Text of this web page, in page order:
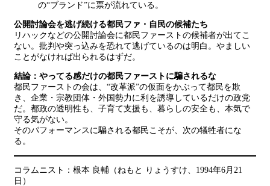
の“ブランド”に票が流れている。
公開討論会を逃げ続ける都民ファ・自民の候補たち
リハックなどの公開討論会に都民ファーストの候補者が出てこ
ない。批判や突っ込みを恐れて逃げているのは明白。やましい
ことがなければ出られるはずだ。
結論：やってる感だけの都民ファーストに騙されるな
都民ファーストの会は、“改革派”の仮面をかぶって都民を欺
き、企業・宗教団体・外国勢力に利を誘導しているだけの政党
だ。都政の透明性も、子育て支援も、暮らしの安全も、本気で
守る気がない。
そのパフォーマンスに騙される都民こそが、次の犠牲者にな
る。
コラムニスト：根本 良輔（ねもと りょうすけ、1994年6月21
日）